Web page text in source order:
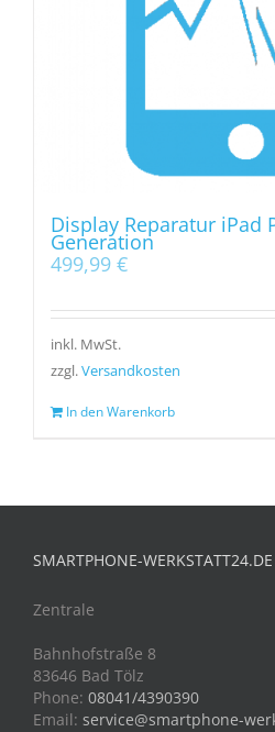
Display Reparatur iPad
Generation
499,99 €
inkl. MwSt.
zzgl.Versandkosten
In den Warenkorb
SMARTPHONE-WERKSTATT24.DE
Zentrale
Bahnhofstraße 8
83646 Bad Tölz
Phone: 08041/4390390
Email: service@smartphone-